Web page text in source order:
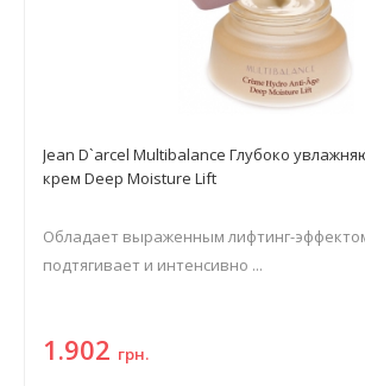
Jean D`arcel Multibalance Глубоко
крем Deep Moisture Lift
Обладает выраженным лифтинг-
подтягивает и интенсивно ...
1.902 грн.